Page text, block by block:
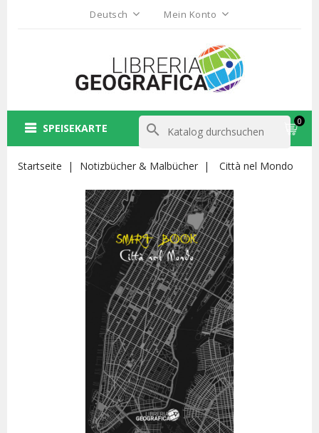
Deutsch Mein Konto
0
SPEISEKARTE search
Startseite Notizbücher & Malbücher Città nel Mondo